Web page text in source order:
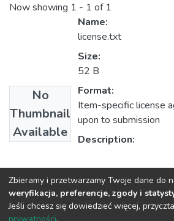
Now showing 1 - 1 of 1
No
Thumbnail
Available
Name:
license.txt
Size:
52 B
Format:
Item-specific license
upon to submission
Description:
Collections
1.1 Artykuły z Oficyny Wydawniczej
Zbieramy i przetwarzamy Twoje dane do
weryfikacja, preferencje, zgody i
Jeśli chcesz się dowiedzieć więcej,